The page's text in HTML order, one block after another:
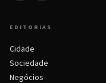
EDITORIAS
Cidade
Sociedade
Negócios